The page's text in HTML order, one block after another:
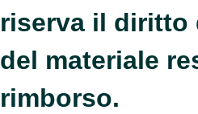
riserva il diritto
del materiale
rimborso.